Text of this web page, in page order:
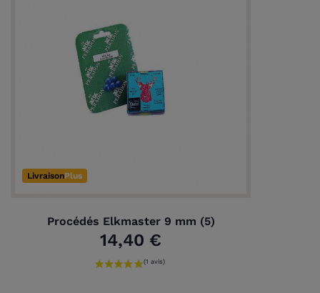
LivraisonPlus
Procédés Elkmaster 9 mm (5)
14,40 €